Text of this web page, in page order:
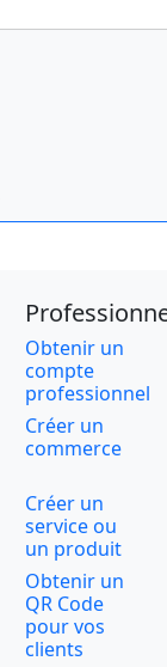
Obtenir un
compte
professionnel
Créer un
commerce
Créer un
service ou
un produit
Obtenir un
QR Code
pour vos
clients